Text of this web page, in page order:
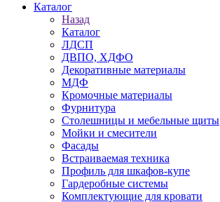
Каталог
Назад
Каталог
ЛДСП
ДВПО, ХДФО
Декоративные материалы
МДФ
Кромочные материалы
Фурнитура
Столешницы и мебельные щиты
Мойки и смесители
Фасады
Встраиваемая техника
Профиль для шкафов-купе
Гардеробные системы
Комплектующие для кровати